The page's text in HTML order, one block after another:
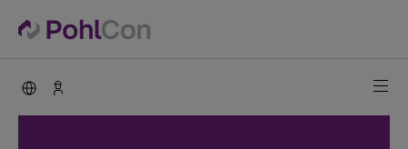
PohlCon international